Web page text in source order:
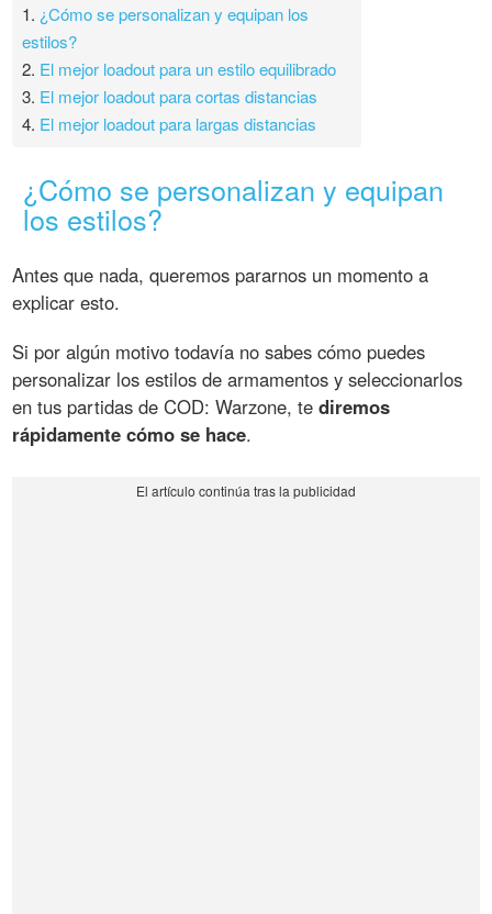
1. ¿Cómo se personalizan y equipan los
estilos?
2. El mejor loadout para un estilo equilibrado
3. El mejor loadout para cortas distancias
4. El mejor loadout para largas distancias
¿Cómo se personalizan y equipan
los estilos?
Antes que nada, queremos pararnos un momento a
explicar esto.
Si por algún motivo todavía no sabes cómo puedes
personalizar los estilos de armamentos y seleccionarlos
en tus partidas de COD: Warzone, tediremos
rápidamente cómo se hace.